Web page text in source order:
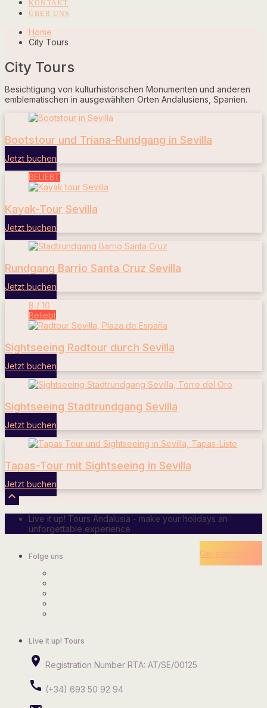
KONTAKT
ÜBER UNS
Home
City Tours
City Tours
Besichtigung von kulturhistorischen Monumenten und anderen
emblematischen in ausgewählten Orten Andalusiens, Spanien.
Bootstour und Triana-Rundgang in Sevilla
Jetzt buchen
BELIEBT
Kayak-Tour Sevilla
Jetzt buchen
Rundgang Barrio Santa Cruz Sevilla
Jetzt buchen
8 / 10
Beliebt
Sightseeing Radtour durch Sevilla
Jetzt buchen
Sightseeing Stadtrundgang Sevilla
Jetzt buchen
Tapas-Tour mit Sightseeing in Sevilla
Jetzt buchen

Live it up! Tours Andalusia - make your holidays an
unforgettable experience
Get started now
Folge uns
Live it up! Tours
place Registration Number RTA: AT/SE/00125
call (+34) 693 50 92 94